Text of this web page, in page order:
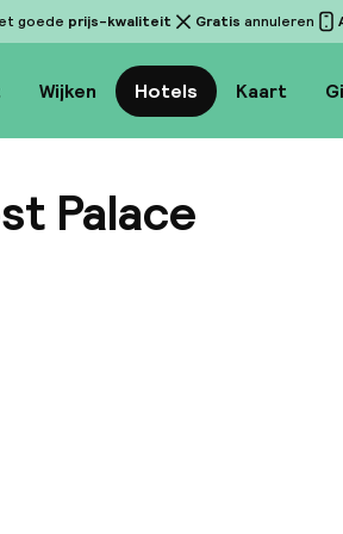
goede prijs-kwaliteit Gratis annuleren
Wijken Hotels Kaart
Palace
door de accommodatie: